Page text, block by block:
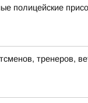
полицейские
тренеров,